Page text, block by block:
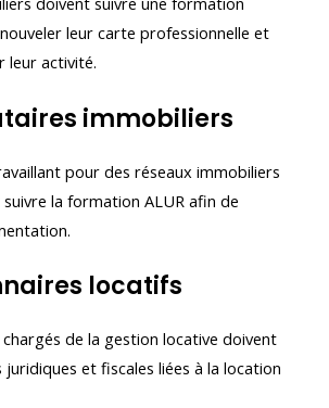
leur carte professionnelle et
leur activité.
immobiliers
pour des réseaux immobiliers
la formation ALUR afin de
locatifs
de la gestion locative doivent
et fiscales liées à la location